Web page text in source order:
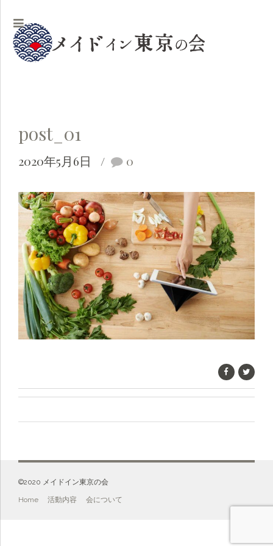
post_01
2020年5月6日 0
©️2020 メイドイン東京の会
Home 活動内容 会について